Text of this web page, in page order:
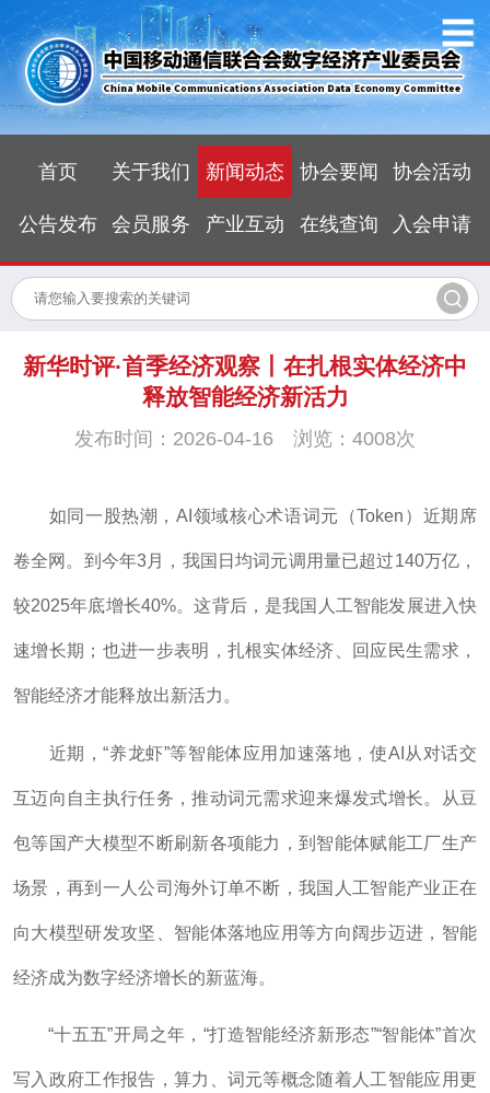
首页 关于我们 新闻动态 协会要闻 协会活动
公告发布 会员服务 产业互动 在线查询 入会申请
新华时评·首季经济观察丨在扎根实体经济中
释放智能经济新活力
发布时间：2026-04-16 浏览：4008次
如同一股热潮，AI领域核心术语词元（Token）近期席
卷全网。到今年3月，我国日均词元调用量已超过140万亿，
较2025年底增长40%。这背后，是我国人工智能发展进入快
速增长期；也进一步表明，扎根实体经济、回应民生需求，
智能经济才能释放出新活力。
近期，“养龙虾”等智能体应用加速落地，使AI从对话交
互迈向自主执行任务，推动词元需求迎来爆发式增长。从豆
包等国产大模型不断刷新各项能力，到智能体赋能工厂生产
场景，再到一人公司海外订单不断，我国人工智能产业正在
向大模型研发攻坚、智能体落地应用等方向阔步迈进，智能
经济成为数字经济增长的新蓝海。
“十五五”开局之年，“打造智能经济新形态”“智能体”首次
写入政府工作报告，算力、词元等概念随着人工智能应用更